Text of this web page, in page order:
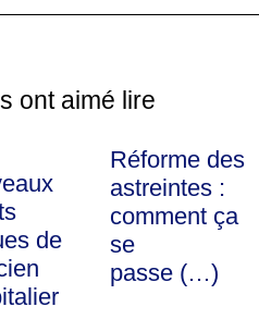
ont aimé lire
de
Réforme des
astreintes :
comment ça
se
passe (…)